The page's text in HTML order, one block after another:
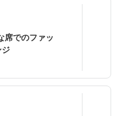
席でのファッ
ジ